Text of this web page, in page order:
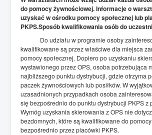
do pomocy żywnościowej. Informacje o
uzyskać w ośrodku pomocy społecznej lub
PKPS.Sposób kwalifikowania osób do
Do udziału w programie osoby
kwalifikowane są przez właściwe dla miejsca
pomocy społecznej. Dopiero po uzyskaniu
wystawionego przez OPS, osoba potrzebująca
najbliższego punktu dystrybucji, gdzie otrzyma
paczek żywnościowych lub posiłków. W
uzasadnionych przypadkach osoba
się bezpośrednio do punktu dystrybucji PKPS z
Wymóg uzyskania skierowania z OPS nie
bezdomnych, które są kwalifikowane do
bezpośrednio przez placówki PKPS.